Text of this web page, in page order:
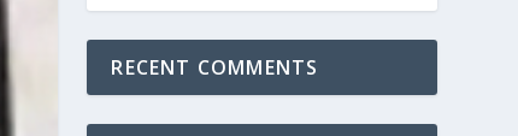
RECENT COMMENTS